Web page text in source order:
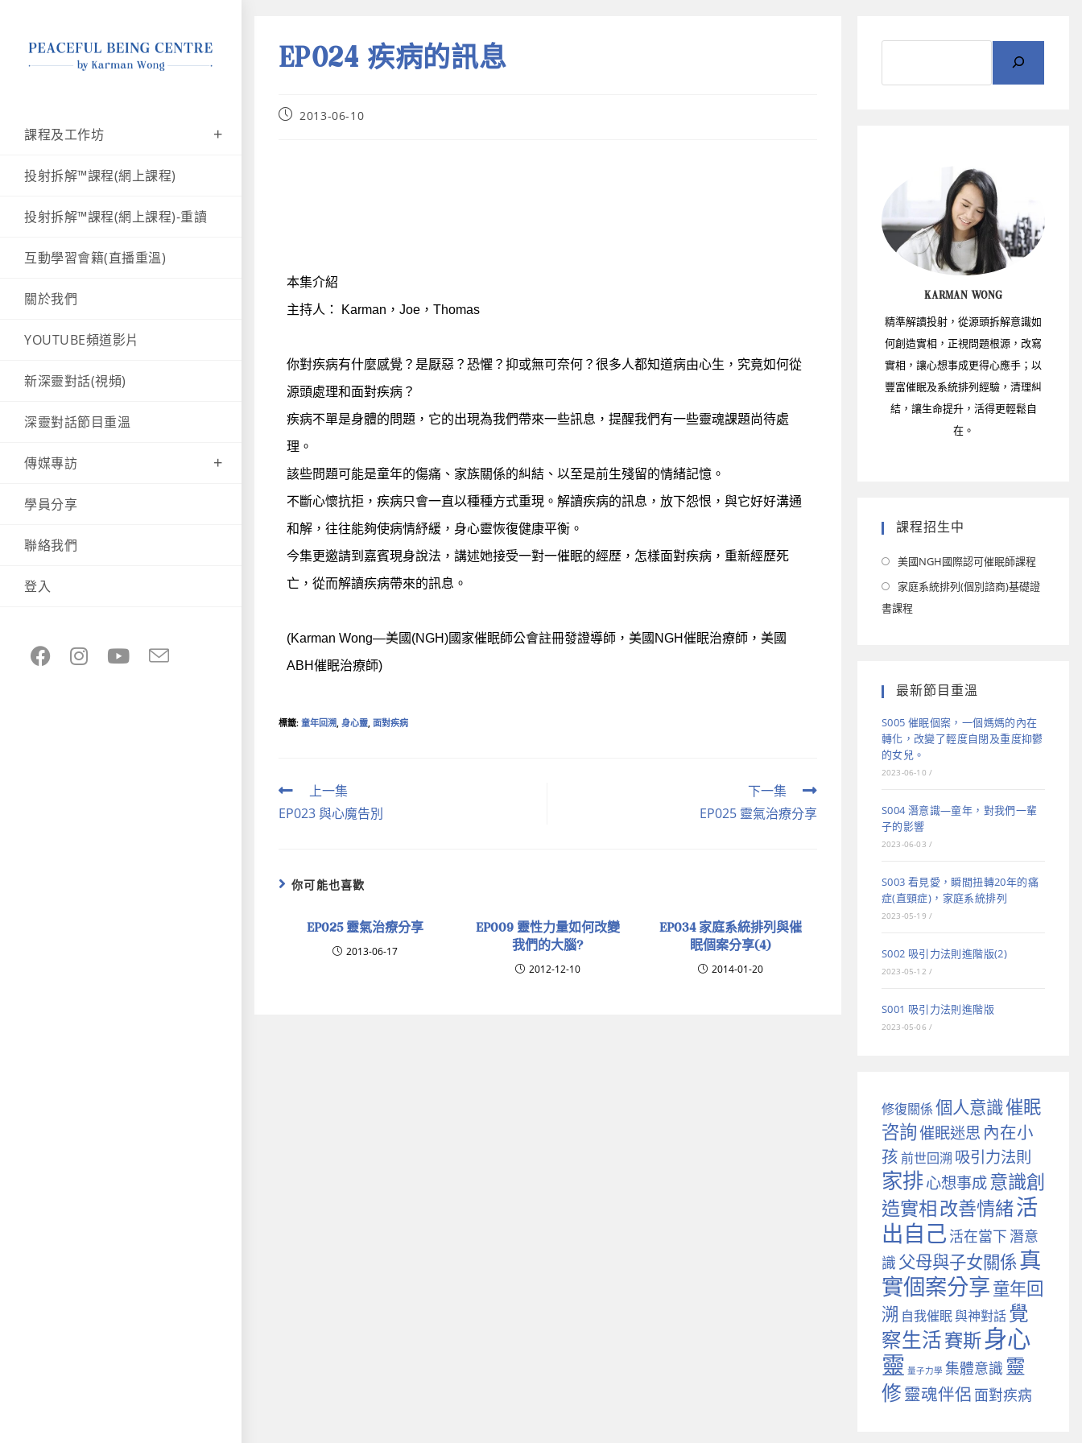
課程及工作坊
投射拆解™課程(網上課程)
投射拆解™課程(網上課程)-重讀
互動學習會籍(直播重溫)
關於我們
YOUTUBE頻道影片
新深靈對話(視頻)
深靈對話節目重溫
傳媒專訪
學員分享
聯絡我們
登入
EP024 疾病的訊息
2013-06-10
本集介紹
主持人： Karman，Joe，Thomas
你對疾病有什麼感覺？是厭惡？恐懼？抑或無可奈何？很多人都知道病由心生，究竟如何從
源頭處理和面對疾病？
疾病不單是身體的問題，它的出現為我們帶來一些訊息，提醒我們有一些靈魂課題尚待處
理。
該些問題可能是童年的傷痛、家族關係的糾結、以至是前生殘留的情緒記憶。
不斷心懷抗拒，疾病只會一直以種種方式重現。解讀疾病的訊息，放下怨恨，與它好好溝通
和解，往往能夠使病情紓緩，身心靈恢復健康平衡。
今集更邀請到嘉賓現身說法，講述她接受一對一催眠的經歷，怎樣面對疾病，重新經歷死
亡，從而解讀疾病帶來的訊息。
(Karman Wong—美國(NGH)國家催眠師公會註冊發證導師，美國NGH催眠治療師，美國
ABH催眠治療師)
標籤: 童年回溯, 身心靈, 面對疾病
上一集
EP023 與心魔告別
下一集
EP025 靈氣治療分享
你可能也喜歡
EP025 靈氣治療分享
2013-06-17
EP009 靈性力量如何改變
我們的大腦?
2012-12-10
EP034 家庭系統排列與催
眠個案分享(4)
2014-01-20
KARMAN WONG
精準解讀投射，從源頭拆解意識如
何創造實相，正視問題根源，改寫
實相，讓心想事成更得心應手；以
豐富催眠及系統排列經驗，清理糾
結，讓生命提升，活得更輕鬆自
在。
課程招生中
美國NGH國際認可催眠師課程
家庭系統排列(個別諮商)基礎證
書課程
最新節目重溫
S005 催眠個案，一個媽媽的內在
轉化，改變了輕度自閉及重度抑鬱
的女兒。
2023-06-10 /
S004 潛意識—童年，對我們一輩
子的影響
2023-06-03 /
S003 看見愛，瞬間扭轉20年的痛
症(直頸症)，家庭系統排列
2023-05-19 /
S002 吸引力法則進階版(2)
2023-05-12 /
S001 吸引力法則進階版
2023-05-06 /
修復關係個人意識催眠
咨詢催眠迷思 內在小
孩前世回溯 吸引力法則
家排心想事成意識創
造實相改善情緒活
出自己 活在當下 潛意
識 父母與子女關係真
實個案分享童年回
溯 自我催眠與神對話 覺
察生活賽斯身心
靈 量子力學 集體意識 靈
修靈魂伴侶 面對疾病